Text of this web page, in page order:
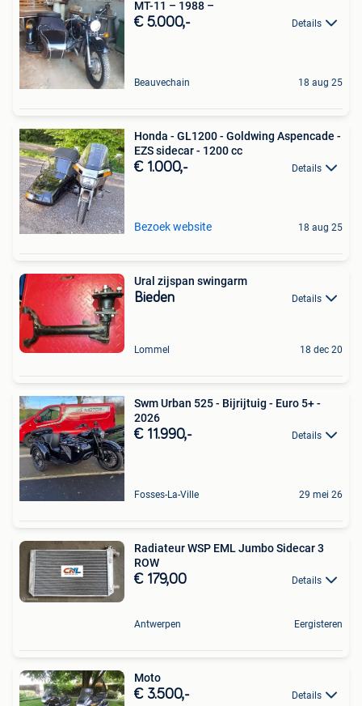
MT-11 – 1988 –
€ 5.000,- Details
Beauvechain 18 aug 25
Honda - GL1200 - Goldwing Aspencade -
EZS sidecar - 1200 cc
€ 1.000,- Details
Bezoek website 18 aug 25
Ural zijspan swingarm
Bieden Details
Lommel 18 dec 20
Swm Urban 525 - Bijrijtuig - Euro 5+ -
2026
€ 11.990,- Details
Fosses-La-Ville 29 mei 26
Radiateur WSP EML Jumbo Sidecar 3
ROW
€ 179,00 Details
Antwerpen Eergisteren
Moto
€ 3.500,- Details